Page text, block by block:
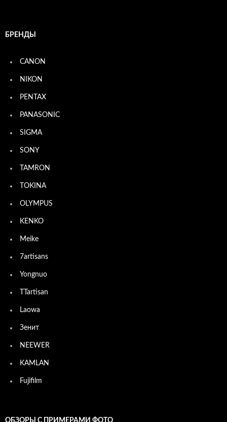
БРЕНДЫ
CANON
NIKON
PENTAX
PANASONIC
SIGMA
SONY
TAMRON
TOKINA
OLYMPUS
KENKO
Meike
7artisans
Yongnuo
TTartisan
Laowa
Зенит
NEEWER
KAMLAN
Fujifilm
ОБЗОРЫ С ПРИМЕРАМИ ФОТО